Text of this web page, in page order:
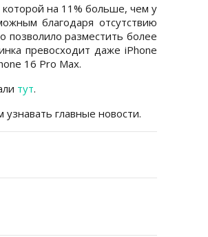
на 11% больше, чем у
благодаря отсутствию
разместить более
превосходит даже iPhone
16 Pro Max.
тут.
главные новости.